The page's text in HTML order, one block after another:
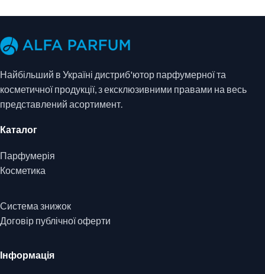
Найбільший в Україні дистриб'ютор парфумерної та
косметичної продукції, з ексклюзивними правами на весь
представлений асортимент.
Каталог
Парфумерія
Косметика
Система знижок
Договір публічної оферти
Інформація